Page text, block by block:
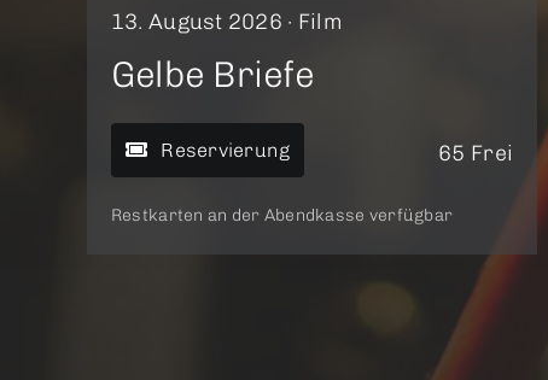
13. August 2026 · Film
Gelbe Briefe
Reservierung 65 Frei
Restkarten an der Abendkasse verfügbar